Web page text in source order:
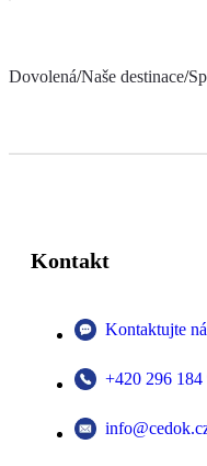
Dovolená/Naše destinace/
Kontakt
Kontaktujte
+420 296 184